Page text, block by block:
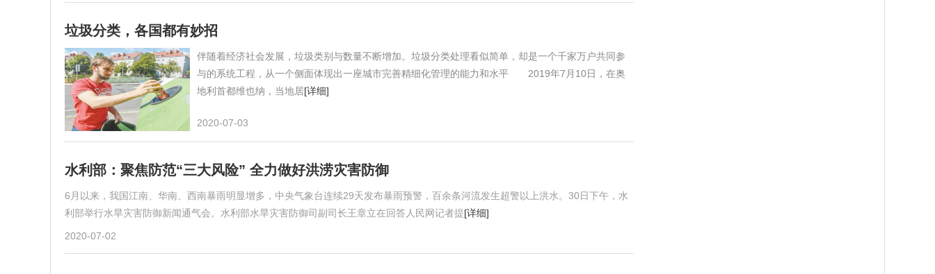
垃圾分类，各国都有妙招
伴随着经济社会发展，垃圾类别与数量不断增加。垃圾分类处理看似简单，却是一个千家万户共同参
与的系统工程，从一个侧面体现出一座城市完善精细化管理的能力和水平 2019年7月10日，在奥
地利首都维也纳，当地居[详细]
2020-07-03
水利部：聚焦防范“三大风险” 全力做好洪涝灾害防御
6月以来，我国江南、华南、西南暴雨明显增多，中央气象台连续29天发布暴雨预警，百余条河流发生超警以上洪水。30日下午，水
利部举行水旱灾害防御新闻通气会。水利部水旱灾害防御司副司长王章立在回答人民网记者提[详细]
2020-07-02